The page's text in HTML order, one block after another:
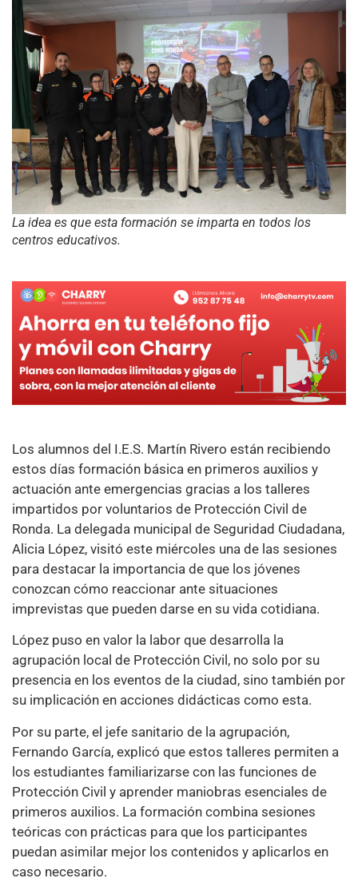
La idea es que esta formación se imparta en todos los
centros educativos.
Los alumnos del I.E.S. Martín Rivero están recibiendo
estos días formación básica en primeros auxilios y
actuación ante emergencias gracias a los talleres
impartidos por voluntarios de Protección Civil de
Ronda. La delegada municipal de Seguridad Ciudadana,
Alicia López, visitó este miércoles una de las sesiones
para destacar la importancia de que los jóvenes
conozcan cómo reaccionar ante situaciones
imprevistas que pueden darse en su vida cotidiana.
López puso en valor la labor que desarrolla la
agrupación local de Protección Civil, no solo por su
presencia en los eventos de la ciudad, sino también por
su implicación en acciones didácticas como esta.
Por su parte, el jefe sanitario de la agrupación,
Fernando García, explicó que estos talleres permiten a
los estudiantes familiarizarse con las funciones de
Protección Civil y aprender maniobras esenciales de
primeros auxilios. La formación combina sesiones
teóricas con prácticas para que los participantes
puedan asimilar mejor los contenidos y aplicarlos en
caso necesario.